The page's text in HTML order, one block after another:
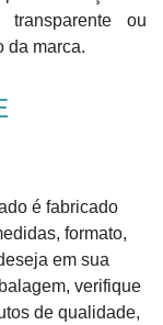
transparente ou
da marca.
é fabricado
formato,
em sua
verifique
de qualidade,